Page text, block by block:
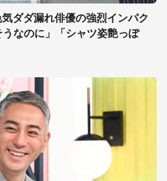
ダダ漏れ俳優の強烈インパク
なのに」「シャツ姿艶っぽ